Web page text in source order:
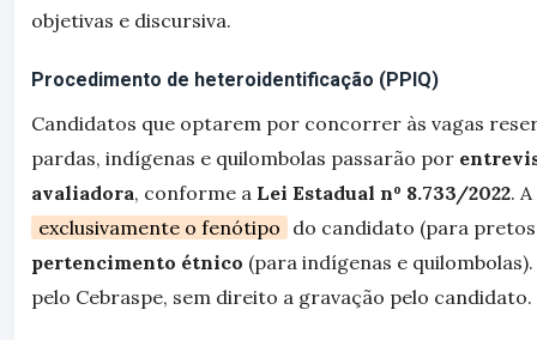
objetivas e discursiva.
Procedimento de heteroidentificação (PPIQ)
Candidatos que optarem por concorrer às vagas
pardas, indígenas e quilombolas passarão por
avaliadora, conforme a Lei Estadual nº 8.733/2022.
exclusivamente o fenótipo do candidato (para
pertencimento étnico (para indígenas e
pelo Cebraspe, sem direito a gravação pelo candidato.